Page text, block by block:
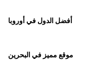
أفضل الدول في أوروبا
موقع مميز في البحرين